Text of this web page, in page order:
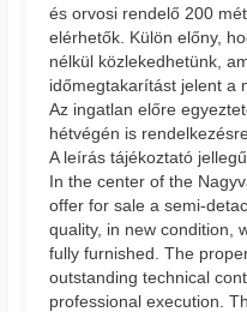
és orvosi rendelő 200
elérhetők. Külön előny,
nélkül közlekedhetünk,
időmegtakarítást jelent a
Az ingatlan előre
hétvégén is
A leírás tájékoztató jellegű.
In the center of the
offer for sale a semi-
quality, in new condition,
fully furnished. The
outstanding technical
professional execution.